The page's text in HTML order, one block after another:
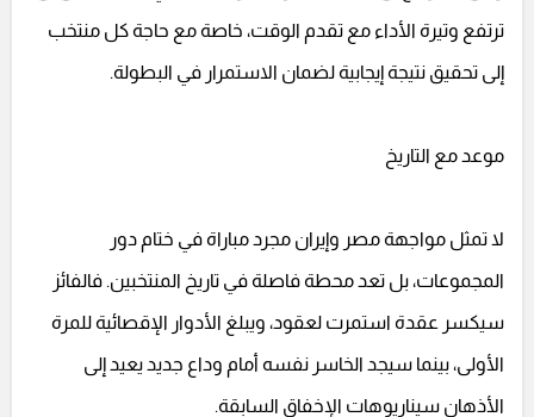
ترتفع وتيرة الأداء مع تقدم الوقت، خاصة مع حاجة كل منتخب
إلى تحقيق نتيجة إيجابية لضمان الاستمرار في البطولة.
موعد مع التاريخ
لا تمثل مواجهة مصر وإيران مجرد مباراة في ختام دور
المجموعات، بل تعد محطة فاصلة في تاريخ المنتخبين. فالفائز
سيكسر عقدة استمرت لعقود، ويبلغ الأدوار الإقصائية للمرة
الأولى، بينما سيجد الخاسر نفسه أمام وداع جديد يعيد إلى
الأذهان سيناريوهات الإخفاق السابقة.